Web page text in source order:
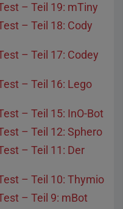
– Teil 19: mTiny
– Teil 18: Cody
– Teil 17: Codey
– Teil 16: Lego
– Teil 15: InO-Bot
– Teil 12: Sphero
– Teil 11: Der
– Teil 10: Thymio
– Teil 9: mBot